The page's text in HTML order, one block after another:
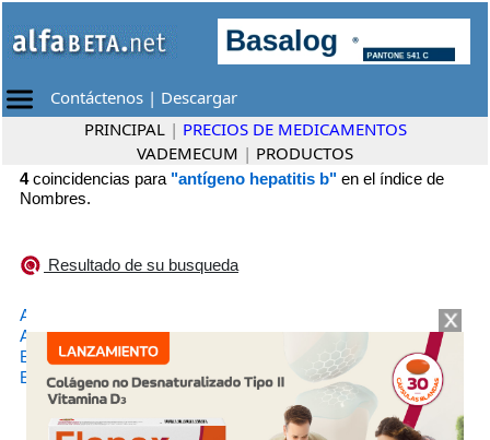
Contáctenos | Descargar
PRINCIPAL | PRECIOS DE MEDICAMENTOS
VADEMECUM | PRODUCTOS
4coincidencias para "antígeno hepatitis b" en el índice de
Nombres.
Resultado de su busqueda
AG-B 10
AG-B 20•Cassará
BIOVAC HB•Elea
ENGERIX-B•GlaxoSmithKline Biopharma